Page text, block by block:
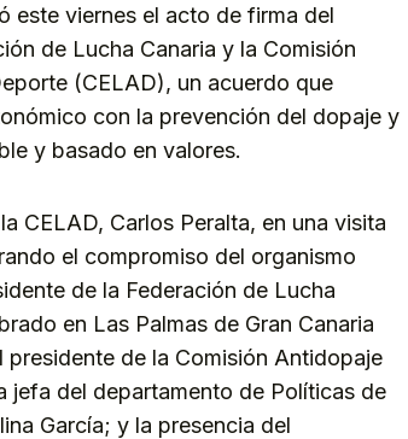
este viernes el acto de firma del
de Lucha Canaria y la Comisión
(CELAD), un acuerdo que
con la prevención del dopaje y
y basado en valores.
CELAD, Carlos Peralta, en una visita
el compromiso del organismo
de la Federación de Lucha
en Las Palmas de Gran Canaria
de la Comisión Antidopaje
jefa del departamento de Políticas de
García; y la presencia del